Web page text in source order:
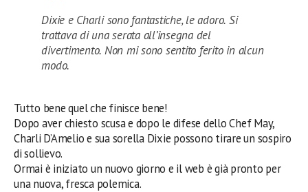
Dixie e Charli sono fantastiche, le adoro. Si
trattava di una serata all’insegna del
divertimento. Non mi sono sentito ferito in alcun
modo.
Tutto bene quel che finisce bene!
Dopo aver chiesto scusa e dopo le difese dello Chef May,
Charli D’Amelio e sua sorella Dixie possono tirare un sospiro
di sollievo.
Ormai è iniziato un nuovo giorno e il web è già pronto per
una nuova, fresca polemica.